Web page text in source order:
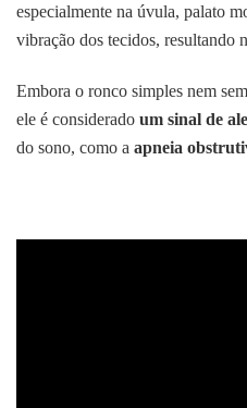
especialmente na úvula, palato
vibração dos tecidos, resultando
Embora o ronco simples nem
ele é considerado um sinal de
do sono, como a apneia